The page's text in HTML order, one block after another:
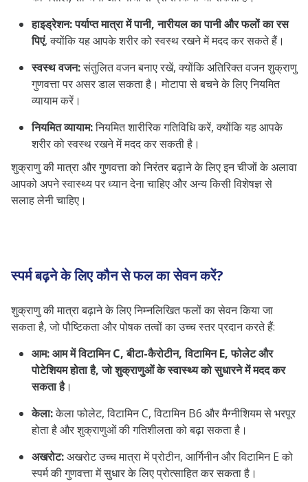
हाइड्रेशन:पर्याप्त मात्रा में पानी, नारीयल का पानी और फलों का रस
पिएं, क्योंकि यह आपके शरीर को स्वस्थ रखने में मदद कर सकते हैं।
स्वस्थ वजन:संतुलित वजन बनाए रखें, क्योंकि अतिरिक्त वजन शुक्राणु
गुणवत्ता पर असर डाल सकता है। मोटापा से बचने के लिए नियमित
व्यायाम करें।
नियमित व्यायाम:नियमित शारीरिक गतिविधि करें, क्योंकि यह आपके
शरीर को स्वस्थ रखने में मदद कर सकती है।
शुक्राणु की मात्रा और गुणवत्ता को निरंतर बढ़ाने के लिए इन चीजों के अलावा
आपको अपने स्वास्थ्य पर ध्यान देना चाहिए और अन्य किसी विशेषज्ञ से
सलाह लेनी चाहिए।
स्पर्म बढ़ने के लिए कौन से फल का सेवन करें?
शुक्राणु की मात्रा बढ़ाने के लिए निम्नलिखित फलों का सेवन किया जा
सकता है, जो पौष्टिकता और पोषक तत्वों का उच्च स्तर प्रदान करते हैं:
आम:आम में विटामिन C, बीटा-कैरोटीन, विटामिन E, फोलेट और
पोटेशियम होता है, जो शुक्राणुओं के स्वास्थ्य को सुधारने में मदद कर
सकता है।
केला:केला फोलेट, विटामिन C, विटामिन B6 और मैग्नीशियम से भरपूर
होता है और शुक्राणुओं की गतिशीलता को बढ़ा सकता है।
अखरोट:अखरोट उच्च मात्रा में प्रोटीन, आर्गिनीन और विटामिन E को
स्पर्म की गुणवत्ता में सुधार के लिए प्रोत्साहित कर सकता है।